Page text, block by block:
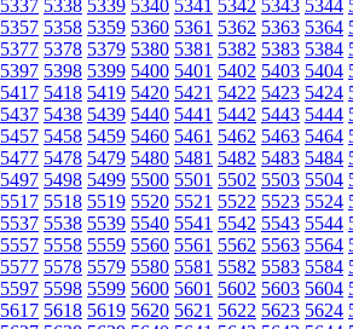
5337 5338 5339 5340 5341 5342 5343 5344
5357 5358 5359 5360 5361 5362 5363 5364
5377 5378 5379 5380 5381 5382 5383 5384
5397 5398 5399 5400 5401 5402 5403 5404
5417 5418 5419 5420 5421 5422 5423 5424
5437 5438 5439 5440 5441 5442 5443 5444
5457 5458 5459 5460 5461 5462 5463 5464
5477 5478 5479 5480 5481 5482 5483 5484
5497 5498 5499 5500 5501 5502 5503 5504
5517 5518 5519 5520 5521 5522 5523 5524
5537 5538 5539 5540 5541 5542 5543 5544
5557 5558 5559 5560 5561 5562 5563 5564
5577 5578 5579 5580 5581 5582 5583 5584
5597 5598 5599 5600 5601 5602 5603 5604
5617 5618 5619 5620 5621 5622 5623 5624